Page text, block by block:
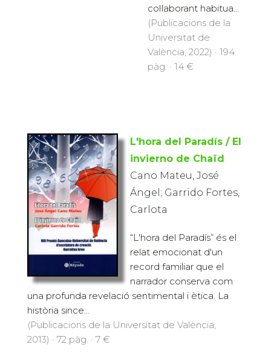
col·laborant habitua...
(Publicacions de la
Universitat de
València, 2022) · 194
pàg. · 14 €
L'hora del Paradís / El
invierno de Chaïd
Cano Mateu, José
Ángel; Garrido Fortes,
Carlota
“L'hora del Paradís” és el
relat emocionat d'un
record familiar que el
narrador conserva com
una profunda revelació sentimental i ètica. La
història since...
(Publicacions de la Universitat de València,
2013) · 72 pàg. · 7 €